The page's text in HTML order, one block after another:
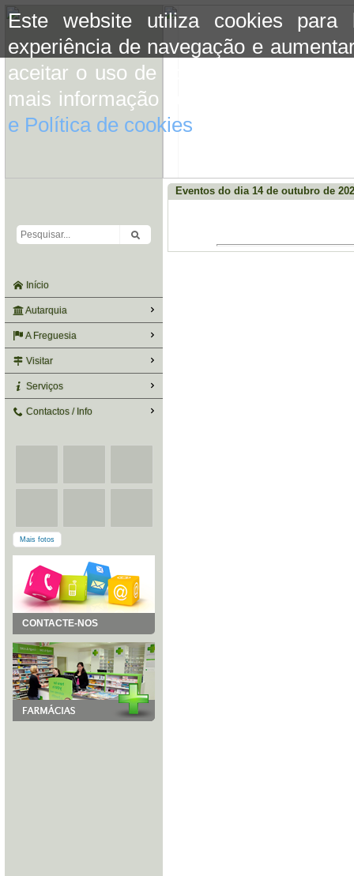
Este website utiliza cookies para
experiência de navegação e
aceitar o uso de cookies basta
mais informação consulte a
e Política de cookies
Início
Autarquia
A Freguesia
Visitar
Serviços
Contactos / Info
Mais fotos
CONTACTE-NOS
Eventos do dia 14 de outubro de